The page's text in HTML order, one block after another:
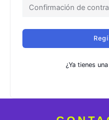
¿Ya tienes